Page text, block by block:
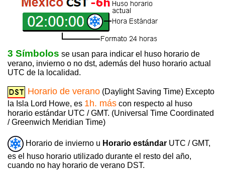
3 Símbolos se usan para indicar el huso horario de
verano, invierno o no dst, además del huso horario actual
UTC de la localidad.
Horario de verano (Daylight Saving Time) Excepto
la Isla Lord Howe, es 1h. más con respecto al huso
horario estándar UTC / GMT. (Universal Time Coordinated
/ Greenwich Meridian Time)
Horario de invierno u Horario estándar UTC / GMT,
es el huso horario utilizado durante el resto del año,
cuando no hay horario de verano DST.